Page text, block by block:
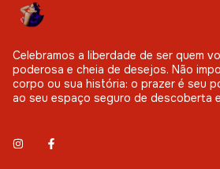
Celebramos a liberdade de ser quem
poderosa e cheia de desejos. Não
corpo ou sua história: o prazer é seu
ao seu espaço seguro de descoberta